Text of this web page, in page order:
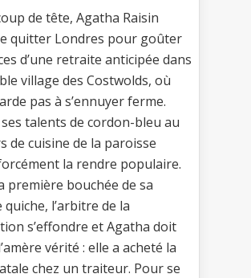
de tête, Agatha Raisin
quitter Londres pour goûter
d’une retraite anticipée dans
village des Costwolds, où
pas à s’ennuyer ferme.
talents de cordon-bleu au
de cuisine de la paroisse
la rendre populaire.
première bouchée de sa
l’arbitre de la
s’effondre et Agatha doit
vérité : elle a acheté la
chez un traiteur. Pour se